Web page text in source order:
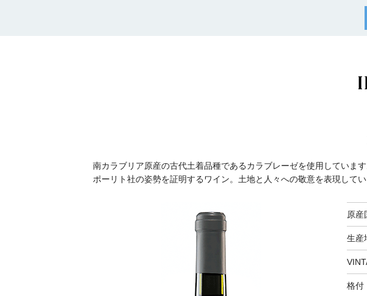
南カラブリア原産の古代土着品種であるカラブレーゼを使用していま
ポーリト社の姿勢を証明するワイン。土地と人々への敬意を表現してい
原産
生産
格付